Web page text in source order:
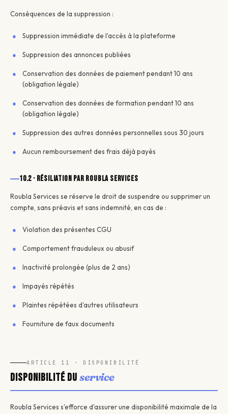
Conséquences de la suppression :
Suppression immédiate de l'accès à la plateforme
Suppression des annonces publiées
Conservation des données de paiement pendant 10 ans
(obligation légale)
Conservation des données de formation pendant 10 ans
(obligation légale)
Suppression des autres données personnelles sous 30 jours
Aucun remboursement des frais déjà payés
10.2 · Résiliation par Roubla Services
Roubla Services se réserve le droit de suspendre ou supprimer un
compte, sans préavis et sans indemnité, en cas de :
Violation des présentes CGU
Comportement frauduleux ou abusif
Inactivité prolongée (plus de 2 ans)
Impayés répétés
Plaintes répétées d'autres utilisateurs
Fourniture de faux documents
ARTICLE 11 · DISPONIBILITÉ
Disponibilité du service
Roubla Services s'efforce d'assurer une disponibilité maximale de la